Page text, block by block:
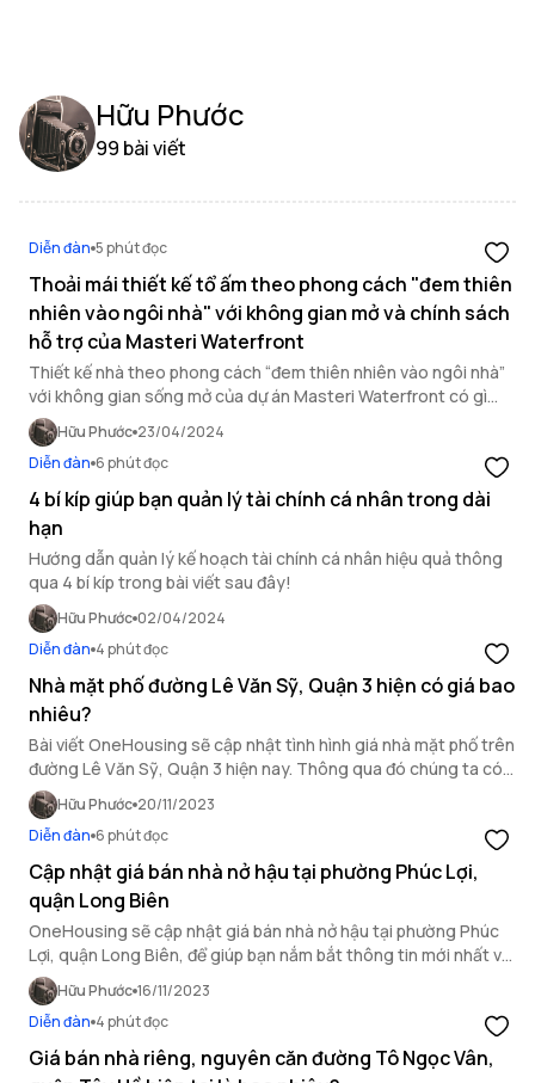
Hữu Phước
99 bài viết
Diễn đàn 5 phút đọc
Thoải mái thiết kế tổ ấm theo phong cách "đem thiên
nhiên vào ngôi nhà" với không gian mở và chính sách
hỗ trợ của Masteri Waterfront
Thiết kế nhà theo phong cách “đem thiên nhiên vào ngôi nhà”
với không gian sống mở của dự án Masteri Waterfront có gì
đặc biệt? Hãy cùng theo dõi trong bài viết sau!
Hữu Phước 23/04/2024
Diễn đàn 6 phút đọc
4 bí kíp giúp bạn quản lý tài chính cá nhân trong dài
hạn
Hướng dẫn quản lý kế hoạch tài chính cá nhân hiệu quả thông
qua 4 bí kíp trong bài viết sau đây!
Hữu Phước 02/04/2024
Diễn đàn 4 phút đọc
Nhà mặt phố đường Lê Văn Sỹ, Quận 3 hiện có giá bao
nhiêu?
Bài viết OneHousing sẽ cập nhật tình hình giá nhà mặt phố trên
đường Lê Văn Sỹ, Quận 3 hiện nay. Thông qua đó chúng ta có
thể nắm bắt tình hình bất động sản TP HCM.
Hữu Phước 20/11/2023
Diễn đàn 6 phút đọc
Cập nhật giá bán nhà nở hậu tại phường Phúc Lợi,
quận Long Biên
OneHousing sẽ cập nhật giá bán nhà nở hậu tại phường Phúc
Lợi, quận Long Biên, để giúp bạn nắm bắt thông tin mới nhất về
thị trường bất động sản tại khu vực này; đồng thời khám phá
các cơ hội đầu tư tiềm năng.
Hữu Phước 16/11/2023
Diễn đàn 4 phút đọc
Giá bán nhà riêng, nguyên căn đường Tô Ngọc Vân,